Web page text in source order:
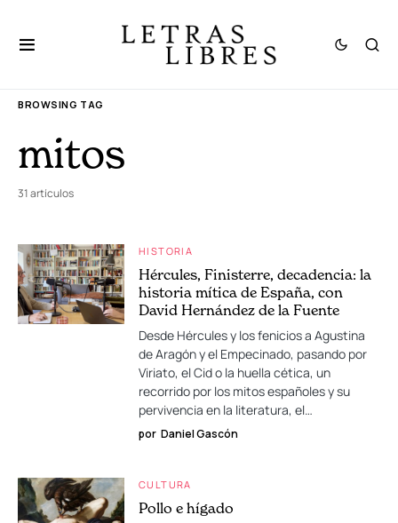
BROWSING TAG
mitos
31 artículos
HISTORIA
Hércules, Finisterre, decadencia: la
historia mítica de España, con
David Hernández de la Fuente
Desde Hércules y los fenicios a Agustina
de Aragón y el Empecinado, pasando por
Viriato, el Cid o la huella cética, un
recorrido por los mitos españoles y su
pervivencia en la literatura, el…
por Daniel Gascón
CULTURA
Pollo e hígado